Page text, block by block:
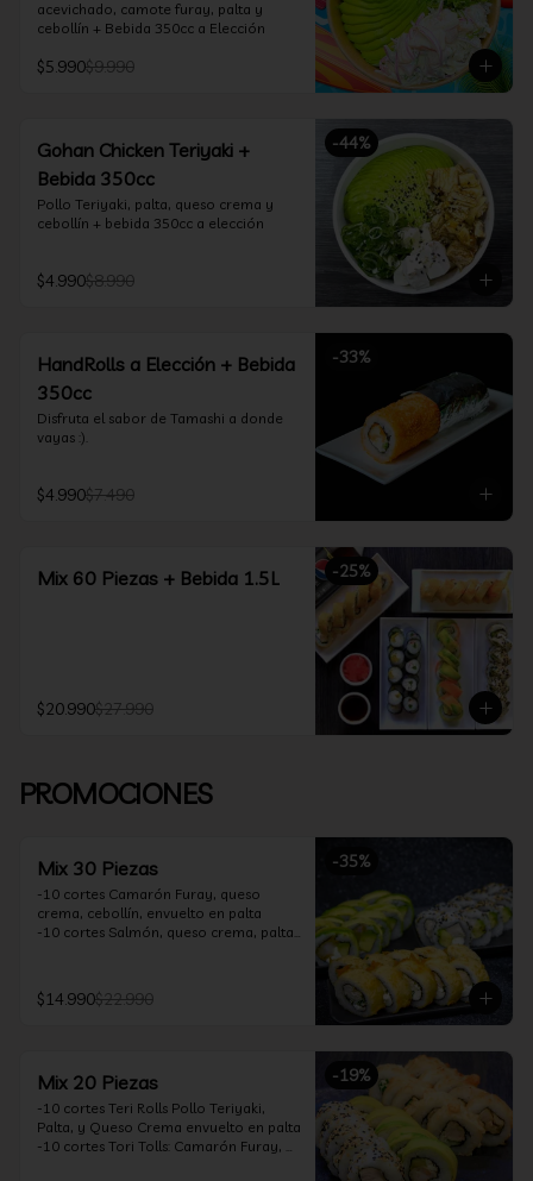
acevichado, camote furay, palta y
cebollín + Bebida 350cc a Elección
$5.990$9.990
-44%
Gohan Chicken Teriyaki +
Bebida 350cc
Pollo Teriyaki, palta, queso crema y
cebollín + bebida 350cc a elección
$4.990$8.990
-33%
HandRolls a Elección + Bebida
350cc
Disfruta el sabor de Tamashi a donde
vayas :).
$4.990$7.490
-25%
Mix 60 Piezas + Bebida 1.5L
$20.990$27.990
PROMOCIONES
-35%
Mix 30 Piezas
-10 cortes Camarón Furay, queso
crema, cebollín, envuelto en palta
-10 cortes Salmón, queso crema, palta,
cebollín, frito en tempura
*Incluye 2 soya 30ml / 2 palitos / 1 salsa
$14.990$22.990
-19%
Mix 20 Piezas
-10 cortes Teri Rolls Pollo Teriyaki,
Palta, y Queso Crema envuelto en palta
-10 cortes Tori Tolls: Camarón Furay,